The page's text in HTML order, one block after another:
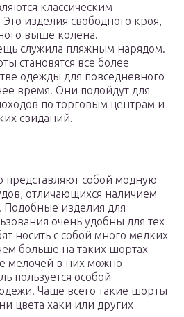
классическим
изделия свободного кроя,
выше колена.
служила пляжным нарядом.
становятся все более
одежды для повседневного
время. Они подойдут для
по торговым центрам и
свиданий.
собой модную
отличающихся наличием
изделия для
очень удобны для тех
носить с собой много мелких
больше на таких шортах
мелочей в них можно
пользуется особой
Чаще всего такие шорты
цвета хаки или других